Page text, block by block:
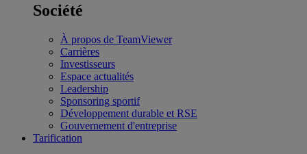
Société
À propos de TeamViewer
Carrières
Investisseurs
Espace actualités
Leadership
Sponsoring sportif
Développement durable et RSE
Gouvernement d'entreprise
Tarification